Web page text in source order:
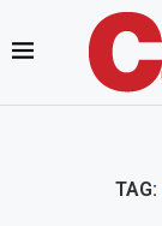
TAG: